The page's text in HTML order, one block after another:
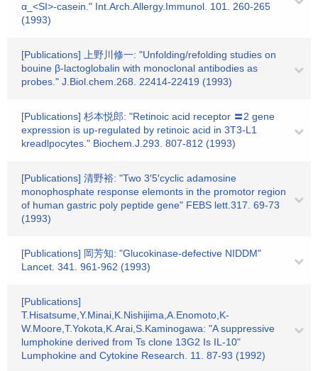
α_<SI>-casein." Int.Arch.Allergy.Immunol. 101. 260-265
(1993)
[Publications] 上野川修一: "Unfolding/refolding studies on
bouine β-lactoglobalin with monoclonal antibodies as
probes." J.Biol.chem.268. 22414-22419 (1993)
[Publications] 杉本悦郎: "Retinoic acid receptor 〓2 gene
expression is up-regulated by retinoic acid in 3T3-L1
kreadlpocytes." Biochem.J.293. 807-812 (1993)
[Publications] 清野裕: "Two 3′5′cyclic adamosine
monophosphate response elemonts in the promotor region
of human gastric poly peptide gene" FEBS lett.317. 69-73
(1993)
[Publications] 岡芳知: "Glucokinase-defective NIDDM"
Lancet. 341. 961-962 (1993)
[Publications]
T.Hisatsume,Y.Minai,K.Nishijima,A.Enomoto,K-
W.Moore,T.Yokota,K.Arai,S.Kaminogawa: "A suppressive
lumphokine derived from Ts clone 13G2 Is IL-10"
Lumphokine and Cytokine Research. 11. 87-93 (1992)